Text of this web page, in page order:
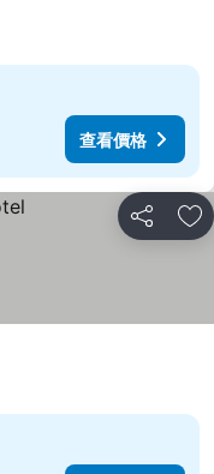
查看價格
分享 加